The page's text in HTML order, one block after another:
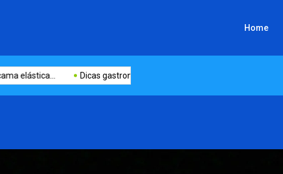
Home
Dicas gastronômicas imperdíveis em...